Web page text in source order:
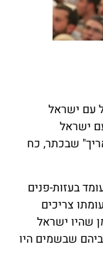
עם ישראל
ישראל
שבכתר, כח
בעזות-פנים
צריכים
שהיו ישראל
שבשמים היו